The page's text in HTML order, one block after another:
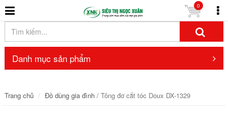
0
Danh mục sản phẩm
Trang chủ Đồ dùng gia đình/ Tông đơ cắt tóc Doux DX-1329